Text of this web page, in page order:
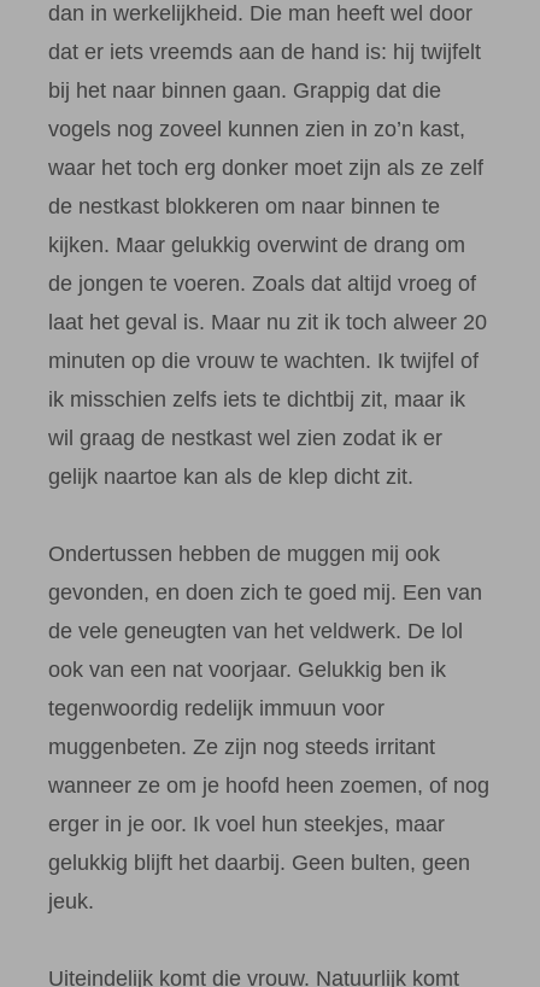
dan in werkelijkheid. Die man heeft wel door
dat er iets vreemds aan de hand is: hij twijfelt
bij het naar binnen gaan. Grappig dat die
vogels nog zoveel kunnen zien in zo’n kast,
waar het toch erg donker moet zijn als ze zelf
de nestkast blokkeren om naar binnen te
kijken. Maar gelukkig overwint de drang om
de jongen te voeren. Zoals dat altijd vroeg of
laat het geval is. Maar nu zit ik toch alweer 20
minuten op die vrouw te wachten. Ik twijfel of
ik misschien zelfs iets te dichtbij zit, maar ik
wil graag de nestkast wel zien zodat ik er
gelijk naartoe kan als de klep dicht zit.
Ondertussen hebben de muggen mij ook
gevonden, en doen zich te goed mij. Een van
de vele geneugten van het veldwerk. De lol
ook van een nat voorjaar. Gelukkig ben ik
tegenwoordig redelijk immuun voor
muggenbeten. Ze zijn nog steeds irritant
wanneer ze om je hoofd heen zoemen, of nog
erger in je oor. Ik voel hun steekjes, maar
gelukkig blijft het daarbij. Geen bulten, geen
jeuk.
Uiteindelijk komt die vrouw. Natuurlijk komt